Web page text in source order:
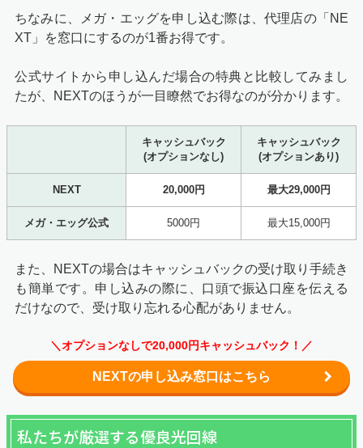
ちなみに、メガ・エッグを申し込む際は、代理店の「NE
XT」を窓口にするのが1番お得です。
公式サイトから申し込んだ場合の特典と比較してみまし
たが、NEXTのほうが一目瞭然でお得なのが分かります。
キャッシュバック
(オプションなし)
キャッシュバック
(オプションあり)
NEXT 20,000円 最大29,000円
メガ・エッグ公式 5000円 最大15,000円
また、NEXTの場合はキャッシュバックの受け取り手続き
も簡単です。申し込みの際に、口頭で振込口座を伝える
だけなので、受け取り忘れる心配がありません。
＼オプションなしで20,000円キャッシュバック！／
NEXTの申し込み窓口はこちら
私たちが厳選する優良光回線